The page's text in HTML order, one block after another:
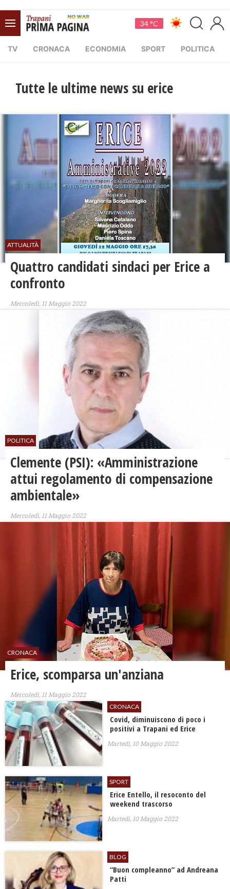
34 °C
TV CRONACA ECONOMIA SPORT POLITICA
Tutte le ultime news su erice
ATTUALITÀ
Quattro candidati sindaci per Erice a
confronto
Mercoledì, 11 Maggio 2022
POLITICA
Clemente (PSI): «Amministrazione
attui regolamento di compensazione
ambientale»
Mercoledì, 11 Maggio 2022
CRONACA
Erice, scomparsa un'anziana
Mercoledì, 11 Maggio 2022
CRONACA
Covid, diminuiscono di poco i
positivi a Trapani ed Erice
Martedì, 10 Maggio 2022
SPORT
Erice Entello, il resoconto del
weekend trascorso
Martedì, 10 Maggio 2022
BLOG
“Buon compleanno” ad Andreana
Patti